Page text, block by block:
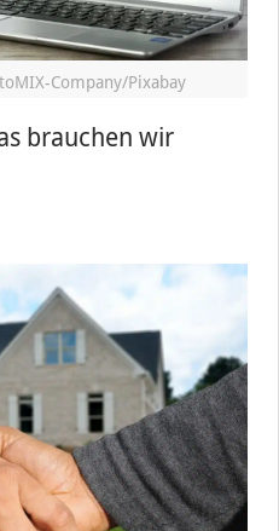
Company/Pixabay
brauchen wir